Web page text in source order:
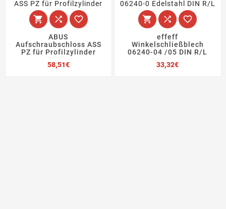
  
ABUS
Aufschraubschloss ASS
PZ für Profilzylinder
58,51€Preis
  
effeff
Winkelschließblech
06240-04 /05 DIN R/L
33,32€Preis